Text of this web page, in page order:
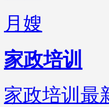
月嫂
家政培训
家政培训最